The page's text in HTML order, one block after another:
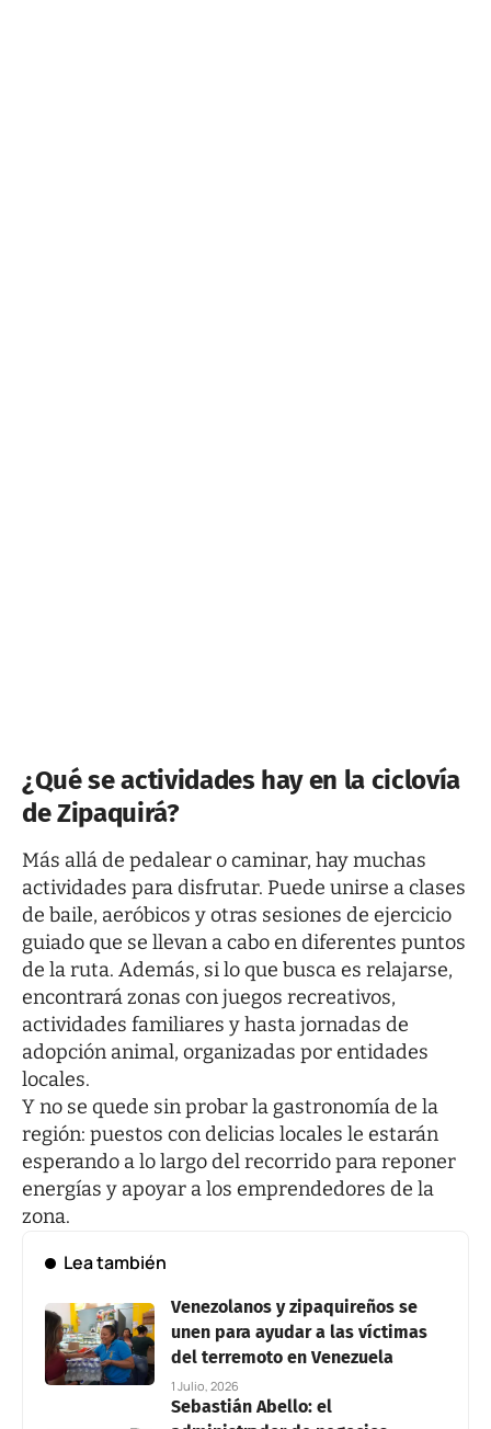
¿Qué se actividades hay en la ciclovía
de Zipaquirá?
Más allá de pedalear o caminar, hay muchas
actividades para disfrutar. Puede unirse a clases
de baile, aeróbicos y otras sesiones de ejercicio
guiado que se llevan a cabo en diferentes puntos
de la ruta. Además, si lo que busca es relajarse,
encontrará zonas con juegos recreativos,
actividades familiares y hasta jornadas de
adopción animal, organizadas por entidades
locales.
Y no se quede sin probar la gastronomía de la
región: puestos con delicias locales le estarán
esperando a lo largo del recorrido para reponer
energías y apoyar a los emprendedores de la
zona.
Lea también
Venezolanos y zipaquireños se
unen para ayudar a las víctimas
del terremoto en Venezuela
1 Julio, 2026
Sebastián Abello: el